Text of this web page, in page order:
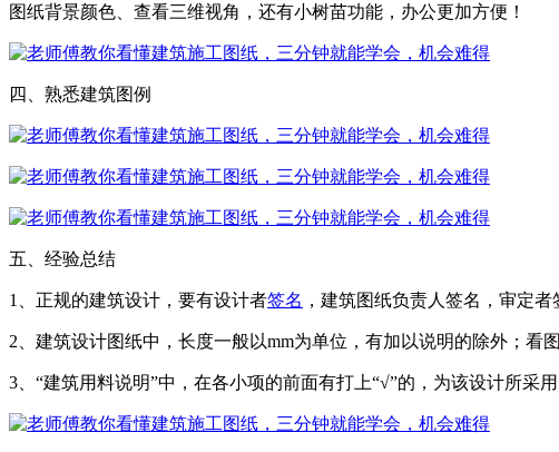
图纸背景颜色、查看三维视角，还有小树苗功能，办公更加方便！
四、熟悉建筑图例
五、经验总结
1、正规的建筑设计，要有设计者签名 ，建筑图纸负责人签名，审定
2、建筑设计图纸中，长度一般以mm为单位，有加以说明的除外；看
3、“建筑用料说明”中，在各小项的前面有打上“√”的，为该设计所采